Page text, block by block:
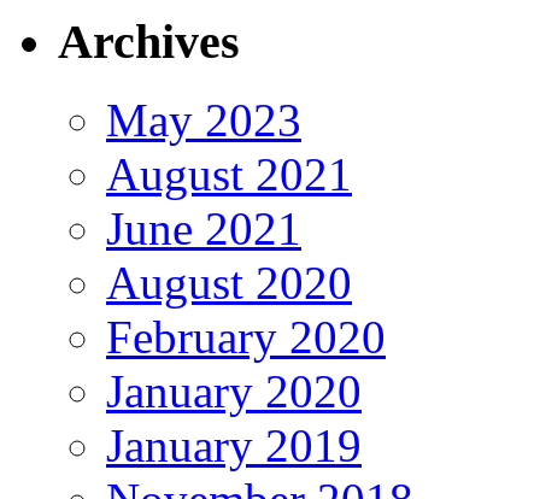
Archives
May 2023
August 2021
June 2021
August 2020
February 2020
January 2020
January 2019